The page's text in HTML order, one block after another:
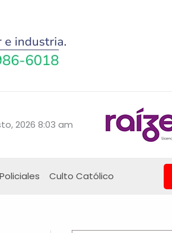
2026 8:03 am
Policiales Culto Católico